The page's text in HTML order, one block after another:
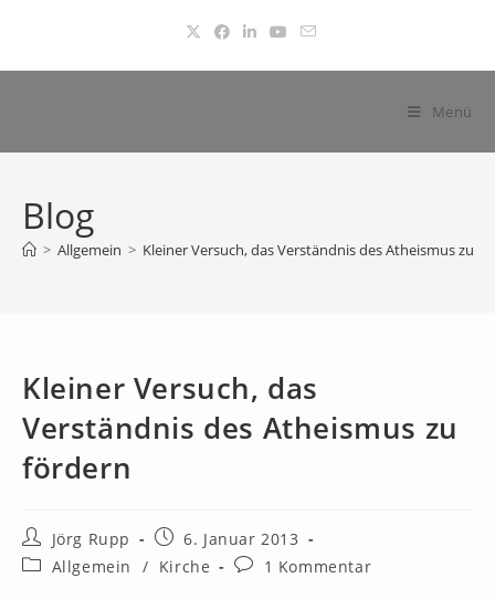
springen
Menü
Blog
> Allgemein > Kleiner Versuch, das Verständnis des Atheismus zu
Kleiner Versuch, das
Verständnis des Atheismus zu
fördern
Beitrags-
Autor:
Jörg Rupp
Beitrag
veröffentlicht:
6. Januar 2013
Beitrags-
Allgemein / Kirche
Beitrags-
1 Kommentar